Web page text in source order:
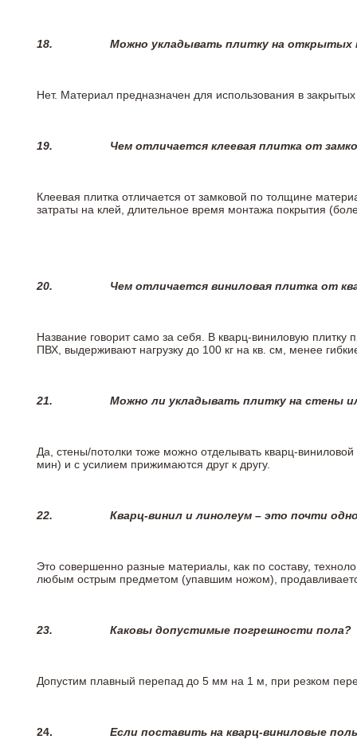
18. Можно укладывать плитку на открытых
Нет. Материал предназначен для использования в
19. Чем отличается клеевая плитка от
Клеевая плитка отличается от замковой по толщине
затраты на клей, длительное время монтажа покрытия
20. Чем отличается виниловая плитка от
Название говорит само за себя. В кварц-виниловую
ПВХ, выдерживают нагрузку до 100 кг на кв. см, менее
21. Можно ли укладывать плитку на стены
Да, стены/потолки тоже можно отделывать кварц-
мин) и с усилием прижимаются друг к другу.
22. Кварц-винил и линолеум – это почти
Это совершенно разные материалы, как по составу,
любым острым предметом (упавшим ножом),
23. Каковы допустимые погрешности пола?
Допустим плавный перепад до 5 мм на 1 м, при резком
24. Если поставить на кварц-виниловые